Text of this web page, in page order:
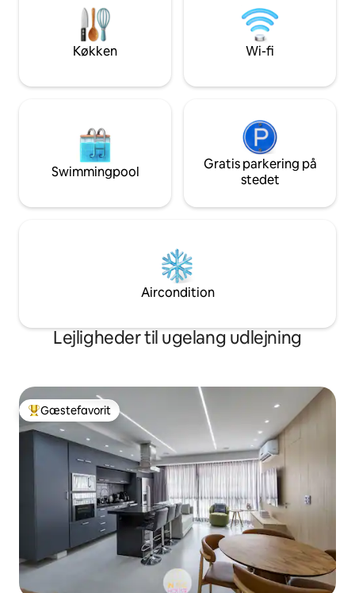
from the Rodrigo de Freitas Lagoa bike
path, 5 minutes walk from the Botanical
Gardens, 10 min drive to Copacabana,
Leblon and Ipanema beach.
serviceområde
for dem, der
afslapning.
Køkken Wi-fi
Swimmingpool
Gratis parkering på
stedet
Aircondition
Lejligheder til ugelang udlejning
Bedste gæstefavorit
Gæstefavorit